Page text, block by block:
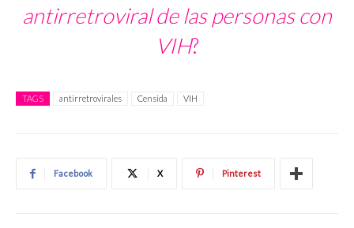
antirretroviral de las personas con
VIH?
TAGS antirretrovirales Censida VIH
Facebook X Pinterest